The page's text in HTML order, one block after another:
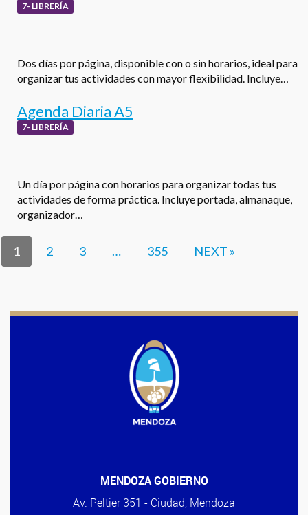
7- LIBRERÍA
Dos días por página, disponible con o sin horarios, ideal para
organizar tus actividades con mayor flexibilidad. Incluye…
Agenda Diaria A5
7- LIBRERÍA
Un día por página con horarios para organizar todas tus
actividades de forma práctica. Incluye portada, almanaque,
organizador…
1 2 3 … 355 NEXT »
MENDOZA GOBIERNO
Av. Peltier 351 - Ciudad, Mendoza